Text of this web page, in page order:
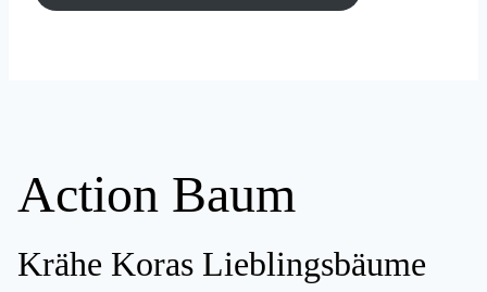
Action Baum
Krähe Koras Lieblingsbäume